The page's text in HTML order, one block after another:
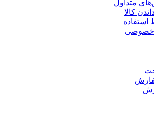
متداول
کالا
استفاده
خصوصی